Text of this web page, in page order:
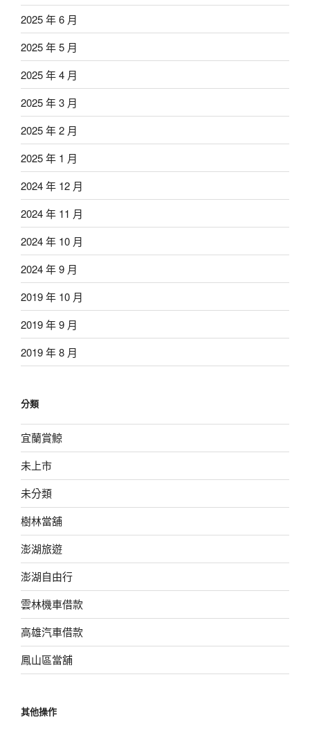
2025 年 6 月
2025 年 5 月
2025 年 4 月
2025 年 3 月
2025 年 2 月
2025 年 1 月
2024 年 12 月
2024 年 11 月
2024 年 10 月
2024 年 9 月
2019 年 10 月
2019 年 9 月
2019 年 8 月
分類
宜蘭賞鯨
未上市
未分類
樹林當舖
澎湖旅遊
澎湖自由行
雲林機車借款
高雄汽車借款
鳳山區當舖
其他操作